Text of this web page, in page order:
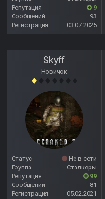
Репутация
9
Сообщений
93
Регистрация
03.07.2025
Skyff
Новичок
Статус
Не в сети
Группа
Сталкеры
Репутация
99
Сообщений
81
Регистрация
05.02.2021